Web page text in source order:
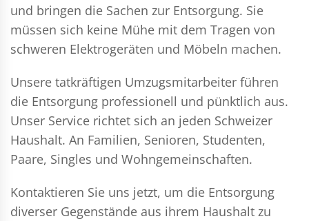
und bringen die Sachen zur Entsorgung. Sie
müssen sich keine Mühe mit dem Tragen von
schweren Elektrogeräten und Möbeln machen.
Unsere tatkräftigen Umzugsmitarbeiter führen
die Entsorgung professionell und pünktlich aus.
Unser Service richtet sich an jeden Schweizer
Haushalt. An Familien, Senioren, Studenten,
Paare, Singles und Wohngemeinschaften.
Kontaktieren Sie uns jetzt, um die Entsorgung
diverser Gegenstände aus ihrem Haushalt zu